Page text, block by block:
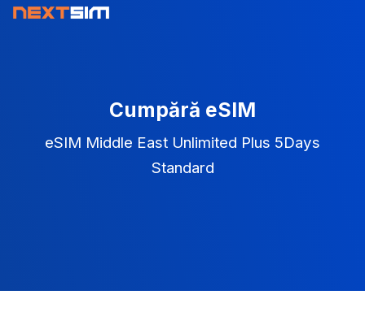
Cumpără eSIM
eSIM Middle East Unlimited Plus 5Days
Standard